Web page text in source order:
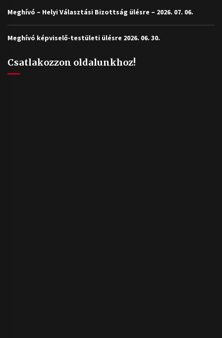
Meghívó – Helyi Választási Bizottság ülésre – 2026. 07. 06.
Meghívó képviselő-testületi ülésre 2026. 06. 30.
Csatlakozzon oldalunkhoz!